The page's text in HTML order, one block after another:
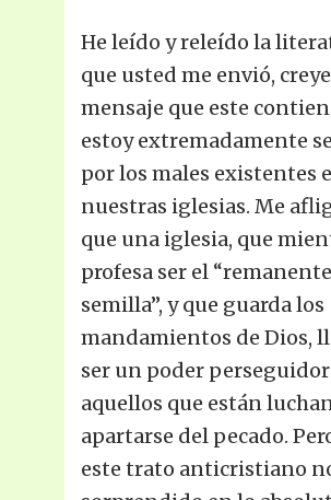
He leído y releído la
que usted me envió,
mensaje que este
estoy extremadamente
por los males existentes
nuestras iglesias. Me
que una iglesia, que
profesa ser el
semilla”, y que guarda los
mandamientos de Dios,
ser un poder
aquellos que están
apartarse del pecado.
este trato anticristiano